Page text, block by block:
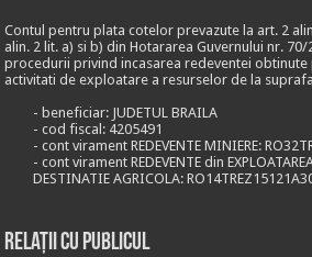
Contul pentru plata cotelor prevazute la art. 2
alin. 2 lit. a) si b) din Hotararea Guvernului nr.
procedurii privind incasarea redeventei obtinute
activitati de exploatare a resurselor de la
- beneficiar: JUDETUL BRAILA
- cod fiscal: 4205491
- cont virament REDEVENTE MINIERE:
- cont virament REDEVENTE din
DESTINATIE AGRICOLA:
Relații cu publicul